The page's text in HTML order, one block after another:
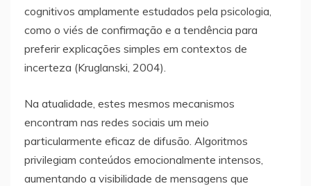
cognitivos amplamente estudados pela psicologia,
como o viés de confirmação e a tendência para
preferir explicações simples em contextos de
incerteza (Kruglanski, 2004).
Na atualidade, estes mesmos mecanismos
encontram nas redes sociais um meio
particularmente eficaz de difusão. Algoritmos
privilegiam conteúdos emocionalmente intensos,
aumentando a visibilidade de mensagens que